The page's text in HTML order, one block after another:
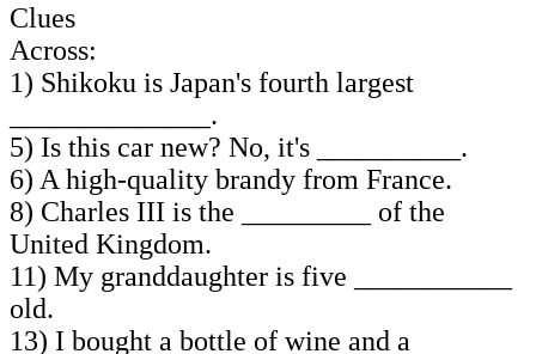
Clues
Across:
1) Shikoku is Japan's fourth largest
______________.
5) Is this car new? No, it's __________.
6) A high-quality brandy from France.
8) Charles III is the _________ of the
United Kingdom.
11) My granddaughter is five ___________
old.
13) I bought a bottle of wine and a